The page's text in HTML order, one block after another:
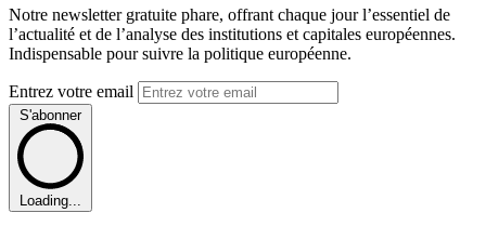
Notre newsletter gratuite phare, offrant chaque jour l’essentiel de
l’actualité et de l’analyse des institutions et capitales européennes.
Indispensable pour suivre la politique européenne.
Entrez votre email
S'abonner
Loading...